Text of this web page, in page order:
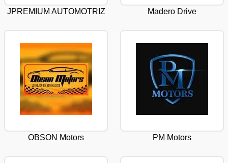
JPREMIUM AUTOMOTRIZ Madero Drive
OBSON Motors PM Motors